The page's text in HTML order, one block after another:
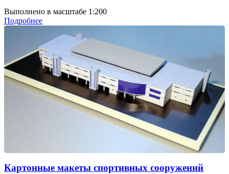
Выполнено в масштабе 1:200
Подробнее
Картонные макеты спортивных сооружений